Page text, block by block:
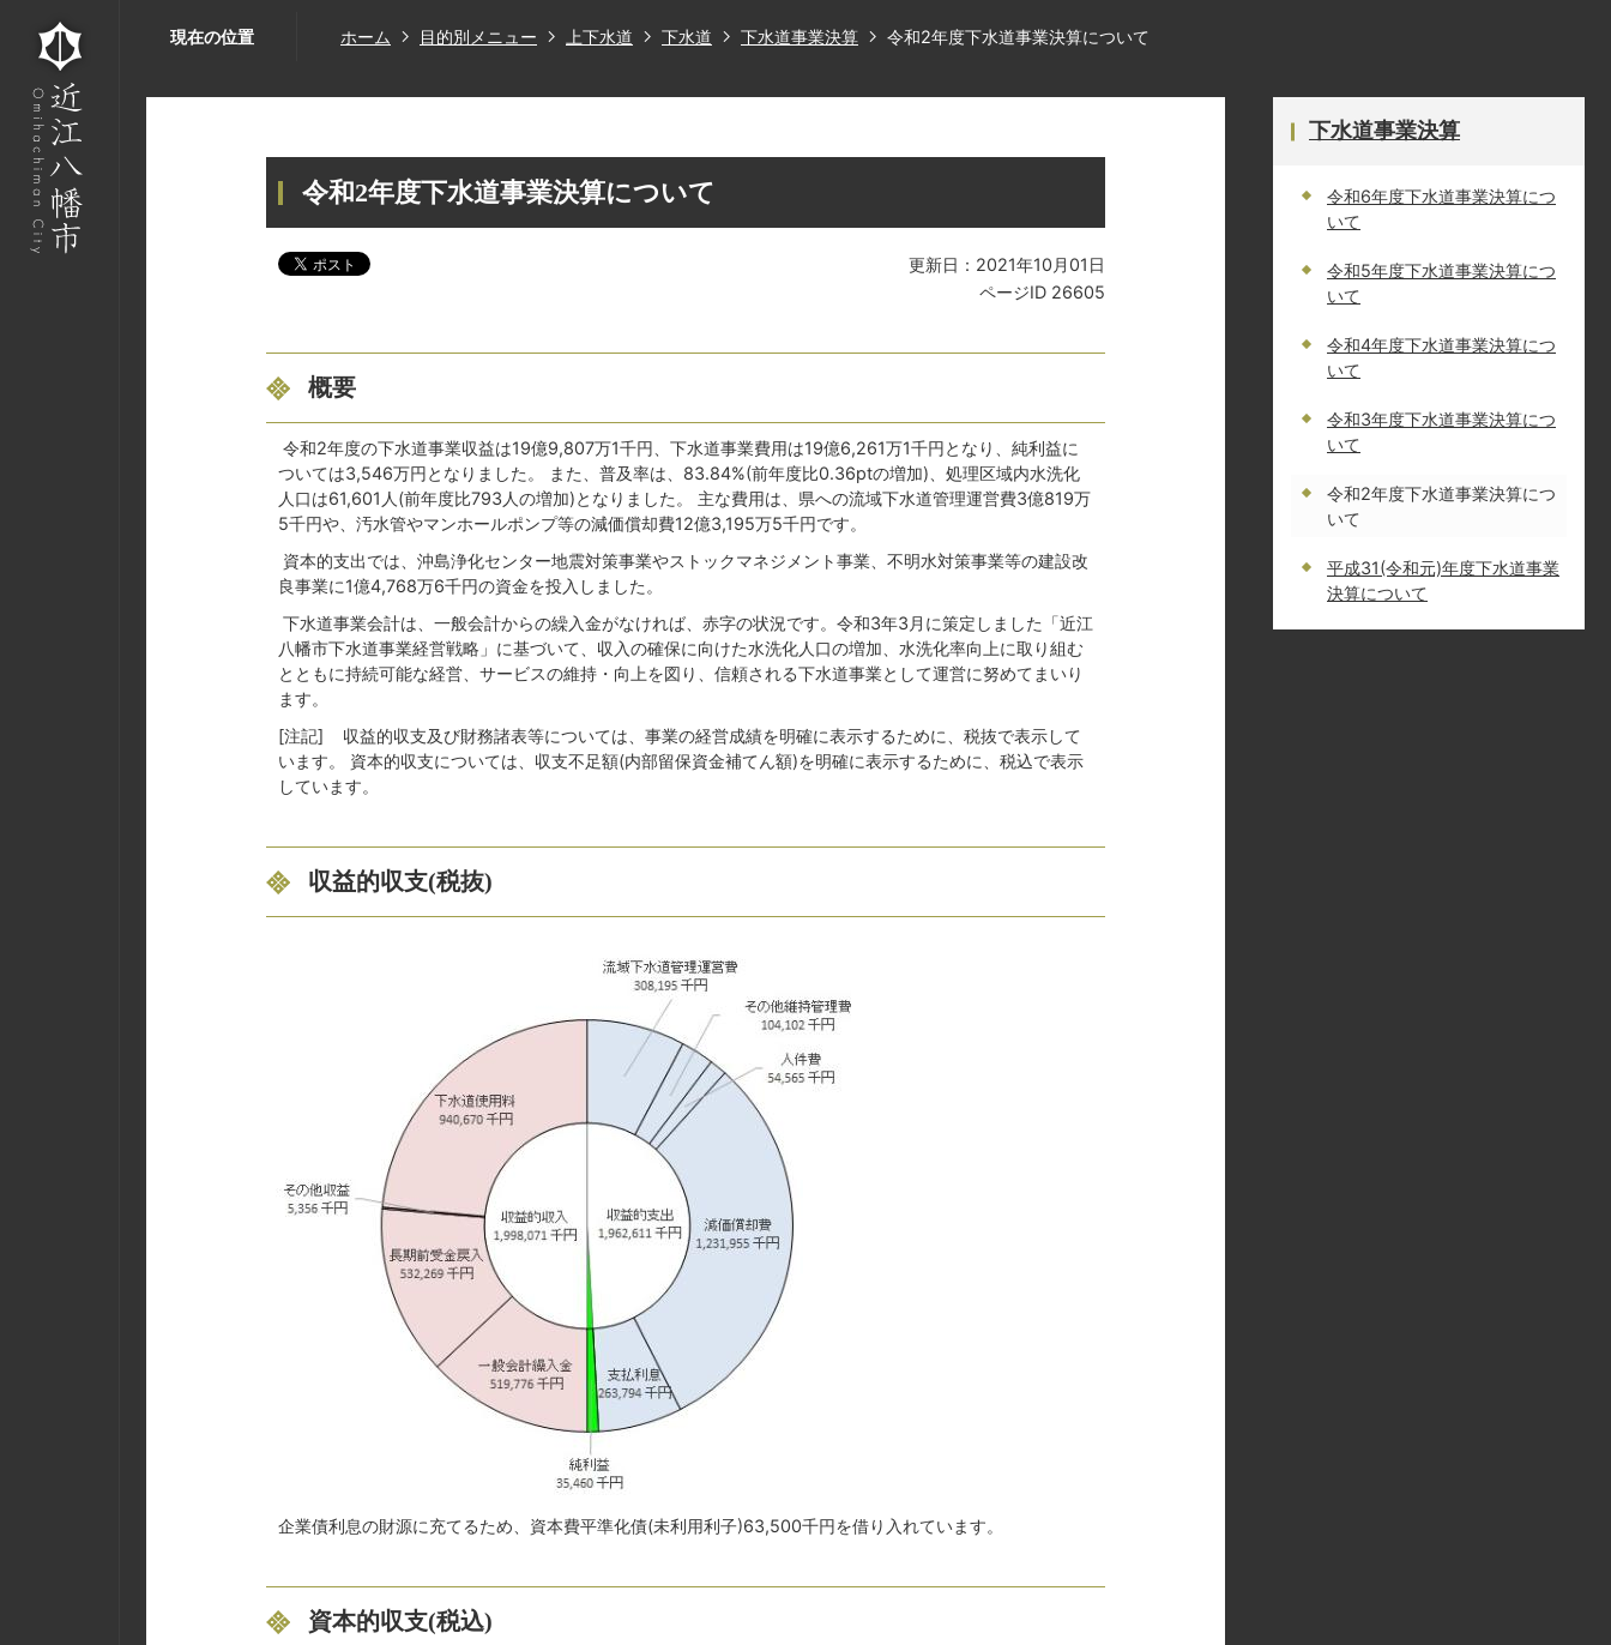
現在の位置 ホーム 目的別メニュー 上下水道 下水道 下水道事業決算 令和2年度下水道事業決算について
令和2年度下水道事業決算について
更新日：2021年10月01日
ページID 26605
概要
令和2年度の下水道事業収益は19億9,807万1千円、下水道事業費用は19億6,261万1千円となり、純利益に
ついては3,546万円となりました。 また、普及率は、83.84%(前年度比0.36ptの増加)、処理区域内水洗化
人口は61,601人(前年度比793人の増加)となりました。 主な費用は、県への流域下水道管理運営費3億819万
5千円や、汚水管やマンホールポンプ等の減価償却費12億3,195万5千円です。
資本的支出では、沖島浄化センター地震対策事業やストックマネジメント事業、不明水対策事業等の建設改
良事業に1億4,768万6千円の資金を投入しました。
下水道事業会計は、一般会計からの繰入金がなければ、赤字の状況です。令和3年3月に策定しました「近江
八幡市下水道事業経営戦略」に基づいて、収入の確保に向けた水洗化人口の増加、水洗化率向上に取り組む
とともに持続可能な経営、サービスの維持・向上を図り、信頼される下水道事業として運営に努めてまいり
ます。
[注記] 収益的収支及び財務諸表等については、事業の経営成績を明確に表示するために、税抜で表示して
います。 資本的収支については、収支不足額(内部留保資金補てん額)を明確に表示するために、税込で表示
しています。
収益的収支(税抜)
企業債利息の財源に充てるため、資本費平準化債(未利用利子)63,500千円を借り入れています。
資本的収支(税込)
下水道事業決算
令和6年度下水道事業決算につ
いて
令和5年度下水道事業決算につ
いて
令和4年度下水道事業決算につ
いて
令和3年度下水道事業決算につ
いて
令和2年度下水道事業決算につ
いて
平成31(令和元)年度下水道事業
決算について